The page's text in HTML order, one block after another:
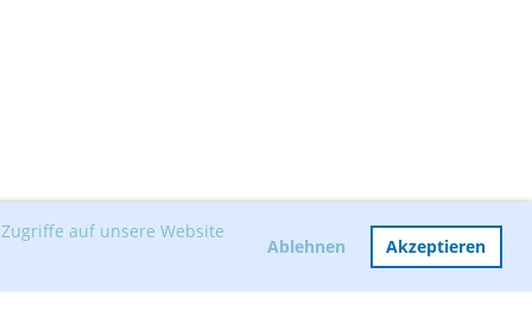
auf unsere Website
Ablehnen Akzeptieren